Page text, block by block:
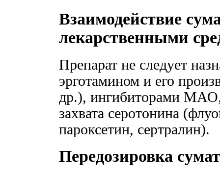
Взаимодействие
лекарственными
Препарат не следует
эрготамином и его
др.), ингибиторами МАО,
захвата серотонина
пароксетин, сертралин).
Передозировка